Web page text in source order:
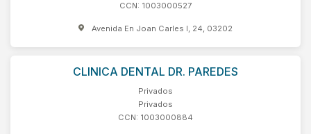
Soporte
CCN: 1003000527
Avenida En Joan Carles I, 24, 03202
CLINICA DENTAL DR. PAREDES
Privados
Privados
CCN: 1003000884